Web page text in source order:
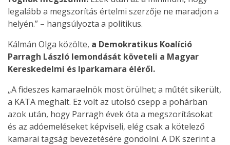
legalább a megszorítás értelmi szerzője ne maradjon a
helyén.” – hangsúlyozta a politikus.
Kálmán Olga közölte, a Demokratikus Koalíció
Parragh László lemondását követeli a Magyar
Kereskedelmi és Iparkamara éléről.
„A fideszes kamaraelnök most örülhet; a műtét sikerült,
a KATA meghalt. Ez volt az utolsó csepp a pohárban
azok után, hogy Parragh évek óta a megszorításokat
és az adóemeléseket képviseli, elég csak a kötelező
kamarai tagság bevezetésére gondolni. A DK szerint a